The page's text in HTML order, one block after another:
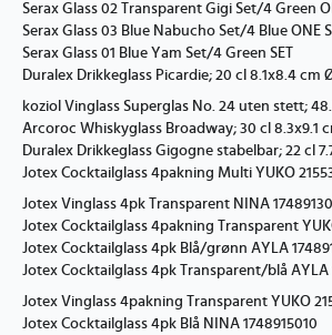
Serax Glass 02 Transparent Gigi Set/4 Green
Serax Glass 03 Blue Nabucho Set/4 Blue ONE
Serax Glass 01 Blue Yam Set/4 Green SET
Jotex Cocktailglass 4pakning Multi YUKO
Jotex Vinglass 4pk Transparent NINA
Jotex Cocktailglass 4pakning Transparent
Jotex Cocktailglass 4pk Blå/grønn AYLA
Jotex Cocktailglass 4pk Transparent/blå AYLA
Jotex Vinglass 4pakning Transparent YUKO
Jotex Cocktailglass 4pk Blå NINA 1748915010